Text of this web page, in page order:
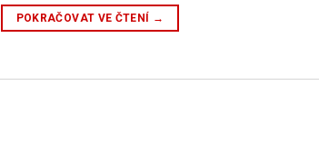
POKRAČOVAT VE ČTENÍ →